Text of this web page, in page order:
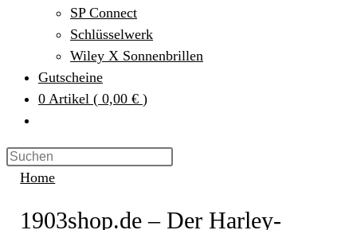
SP Connect
Schlüsselwerk
Wiley X Sonnenbrillen
Gutscheine
0 Artikel ( 0,00 € )
Home
1903shop.de – Der Harley-